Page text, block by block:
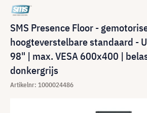
SMS Presence Floor -
hoogteverstelbare standaard -
98" | max. VESA 600x400 |
donkergrijs
Artikelnr: 1000024486